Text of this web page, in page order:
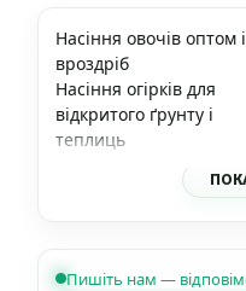
Насіння овочів оптом і
вроздріб
Насіння огірків для
відкритого ґрунту і
теплиць
Пишіть нам —